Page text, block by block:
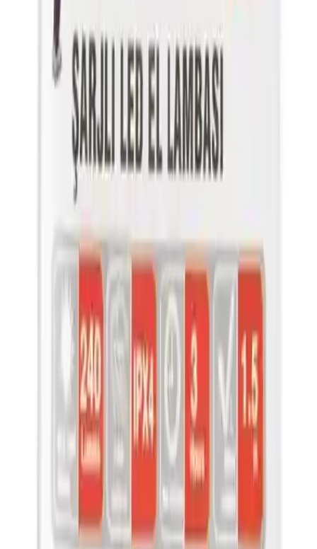
Değerlendirme
Dilara Karaçelik
İlham Veren Yazılar
10 Ağustos 2025
19 Ocak 2026
Bu Yazı Hakkında
Rico RC0037-240 Lümen LED el feneri, dayanıklı
tasarımı ve yüksek performansıyla kamp ve acil
durumlar için ideal, şarjlı ve taşınabilir aydınlatma
Trendler, ipuçları, rehberler ve yeni fikirlerle dolu
içerikler burada sizi bekliyor.
Rico Şarjlı LED Lambası El Feneri RC0037-240 Lümen: Güç ve
## Giriş ve Genel Tanıtım
Modern yaşamın gereksinimleri doğrultusunda güvenilir ve
kullanışlı aydınlatma çözümleri her zaman ön plandadır. Rico
markasının geliştirdiği **Şarjlı LED Lambası El Feneri RC0037-
240 Lümen** bu ihtiyaca cevap veren dayanıklı ve fonksiyonel bir
el feneridir. Kullanıcıların çeşitli ihtiyaçlarına uygun tasarımı ve
güçlü özellikleriyle öne çıkan bu ürün, özellikle kamp, açık hava
etkinlikleri ve acil durumlar için ideal bir seçenektir.
## Tasarım ve Malzeme Özellikleri
Bu el feneri kompakt ve ergonomik yapısıyla dikkat çeker.
Mıknatıslı ve asma özellikleri sayesinde kullanım alanını genişleten
tasarımı pratikliği artırır. Aynı zamanda kancalı ve kemer askılı
yapısıyla eller serbest kullanım imkanı sağlar. Ürünün malzeme
kalitesi dayanıklılığı ve uzun ömürlü kullanımı garanti ederken 180
derece açılabilen ayak özelliği sayesinde farklı pozisyonlarda
kullanım kolaylığı sunar.